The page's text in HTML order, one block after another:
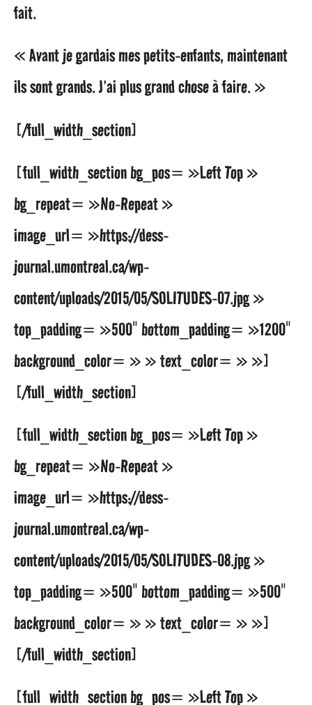
fait.
« Avant je gardais mes petits-enfants, maintenant
ils sont grands. J’ai plus grand chose à faire. »
[/full_width_section]
[full_width_section bg_pos= »Left Top »
bg_repeat= »No-Repeat »
image_url= »https://dess-
journal.umontreal.ca/wp-
content/uploads/2015/05/SOLITUDES-07.jpg »
top_padding= »500″ bottom_padding= »1200″
background_color= » » text_color= » »]
[/full_width_section]
[full_width_section bg_pos= »Left Top »
bg_repeat= »No-Repeat »
image_url= »https://dess-
journal.umontreal.ca/wp-
content/uploads/2015/05/SOLITUDES-08.jpg »
top_padding= »500″ bottom_padding= »500″
background_color= » » text_color= » »]
[/full_width_section]
[full_width_section bg_pos= »Left Top »